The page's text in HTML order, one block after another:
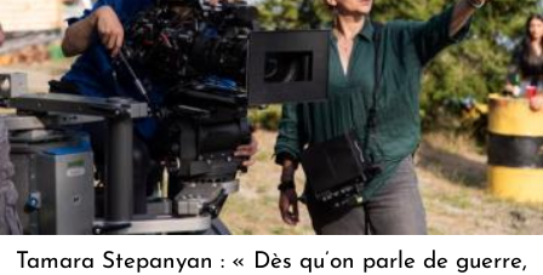
Tamara Stepanyan : « Dès qu’on parle de guerre,